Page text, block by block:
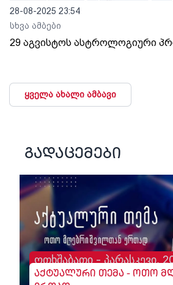
28-08-2025 23:54
სხვა ამბები
29 აგვისტოს ასტროლოგიური
ყველა ახალი ამბავი
გადაცემები
ოთხშაბათი - პარასკევი,
აქტუალური თემა - ოთო